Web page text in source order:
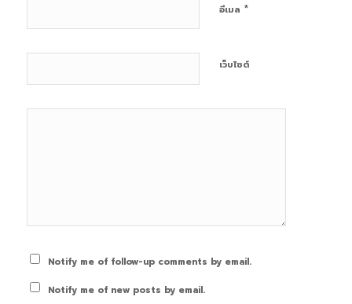
อีเมล *
เว็บไซต์
Notify me of follow-up comments by email.
Notify me of new posts by email.